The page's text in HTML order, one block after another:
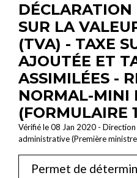
DÉCLARATION
SUR LA
(TVA) - TAXE
AJOUTÉE ET
ASSIMILÉES -
NORMAL-MINI
(FORMULAIRE
Vérifié le 08 Jan 2020 -
administrative (Première
Permet de